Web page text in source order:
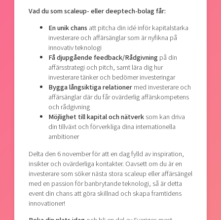
Vad du som scaleup- eller deeptech-bolag får:
En unik chans att pitcha din idé inför kapitalstarka
investerare och affärsänglar som är nyfikna på
innovativ teknologi
Få djupgående feedback/Rådgivningpå din
affärsstrategi och pitch, samt lära dig hur
investerare tänker och bedömer investeringar
Bygga långsiktiga relationermed investerare och
affärsänglar där du får ovärderlig affärskompetens
och rådgivning
Möjlighet till kapital och nätverksom kan driva
din tillväxt och förverkliga dina internationella
ambitioner
Delta den 6 november för att en dag fylld av inspiration,
insikter och ovärderliga kontakter. Oavsett om du är en
investerare som söker nästa stora scaleup eller affärsängel
med en passion för banbrytande teknologi, så är detta
event din chans att göra skillnad och skapa framtidens
innovationer!